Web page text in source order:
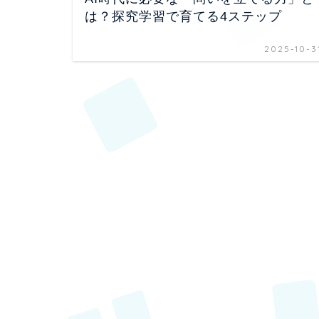
は？探究学習で育てる4ステップ
2025-10-